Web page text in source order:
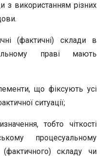
з використанням різних
(фактичні) склади в
праві мають
що фіксують усі
ситуації;
тобто чіткості
процесуальному
(фактичного) складу чи